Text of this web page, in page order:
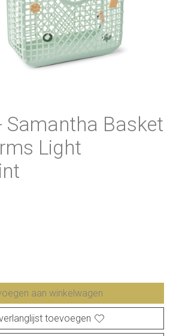
Samantha Basket
Light
aan winkelwagen
toevoegen